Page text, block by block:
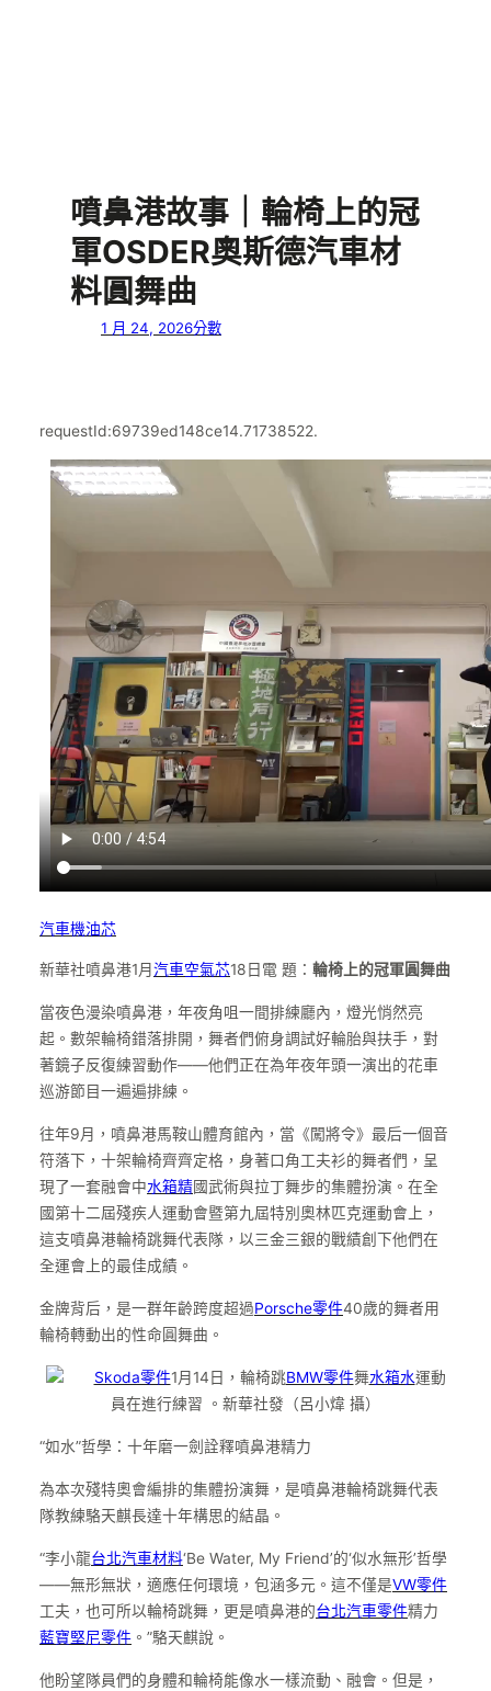
噴鼻港故事｜輪椅上的冠
軍OSDER奧斯德汽車材
料圓舞曲
1 月 24, 2026分數
requestId:69739ed148ce14.71738522.
汽車機油芯
新華社噴鼻港1月汽車空氣芯18日電 題： 輪椅上的冠軍圓舞曲
當夜色漫染噴鼻港，年夜角咀一間排練廳內，燈光悄然亮
起。數架輪椅錯落排開，舞者們俯身調試好輪胎與扶手，對
著鏡子反復練習動作——他們正在為年夜年頭一演出的花車
巡游節目一遍遍排練。
往年9月，噴鼻港馬鞍山體育館內，當《闖將令》最后一個音
符落下，十架輪椅齊齊定格，身著口角工夫衫的舞者們，呈
現了一套融會中水箱精國武術與拉丁舞步的集體扮演。在全
國第十二屆殘疾人運動會暨第九屆特別奧林匹克運動會上，
這支噴鼻港輪椅跳舞代表隊，以三金三銀的戰績創下他們在
全運會上的最佳成績。
金牌背后，是一群年齡跨度超過Porsche零件40歲的舞者用
輪椅轉動出的性命圓舞曲。
Skoda零件1月14日，輪椅跳BMW零件舞水箱水運動
員在進行練習 。新華社發（呂小煒 攝）
“如水”哲學：十年磨一劍詮釋噴鼻港精力
為本次殘特奧會編排的集體扮演舞，是噴鼻港輪椅跳舞代表
隊教練駱天麒長達十年構思的結晶。
“李小龍台北汽車材料‘Be Water, My Friend’的‘似水無形’哲學
——無形無狀，適應任何環境，包涵多元。這不僅是VW零件
工夫，也可所以輪椅跳舞，更是噴鼻港的台北汽車零件精力
藍寶堅尼零件 。”駱天麒說。
他盼望隊員們的身體和輪椅能像水一樣流動、融會。但是，